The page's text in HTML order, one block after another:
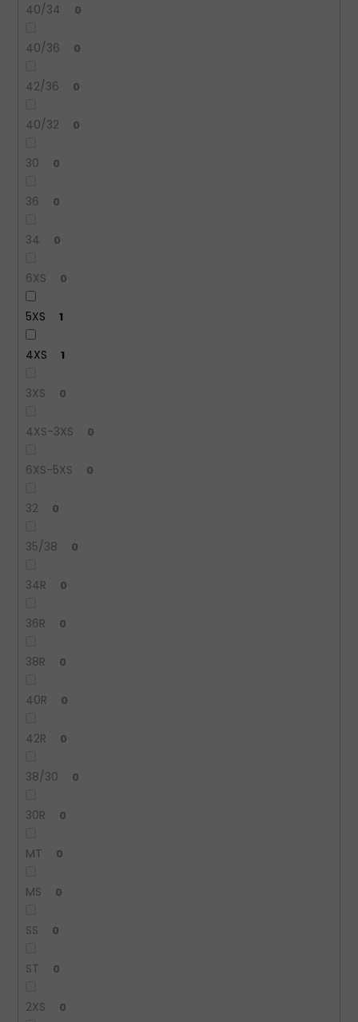
40/34 0
40/36 0
42/36 0
40/32 0
30 0
36 0
34 0
6XS 0
5XS 1
4XS 1
3XS 0
4XS-3XS 0
6XS-5XS 0
32 0
35/38 0
34R 0
36R 0
38R 0
40R 0
42R 0
38/30 0
30R 0
MT 0
MS 0
SS 0
ST 0
2XS 0